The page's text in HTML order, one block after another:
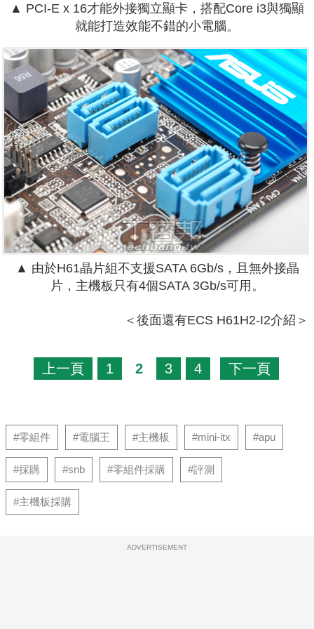
▲ PCI-E x 16才能外接獨立顯卡，搭配Core i3與獨顯
就能打造效能不錯的小電腦。
▲ 由於H61晶片組不支援SATA 6Gb/s，且無外接晶
片，主機板只有4個SATA 3Gb/s可用。
＜後面還有ECS H61H2-I2介紹＞
上一頁 1 2 3 4 下一頁
#零組件 #電腦王 #主機板 #mini-itx #apu
#採購 #snb #零組件採購 #評測
#主機板採購
ADVERTISEMENT